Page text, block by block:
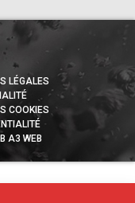
LÉGALES
COOKIES
A3 WEB